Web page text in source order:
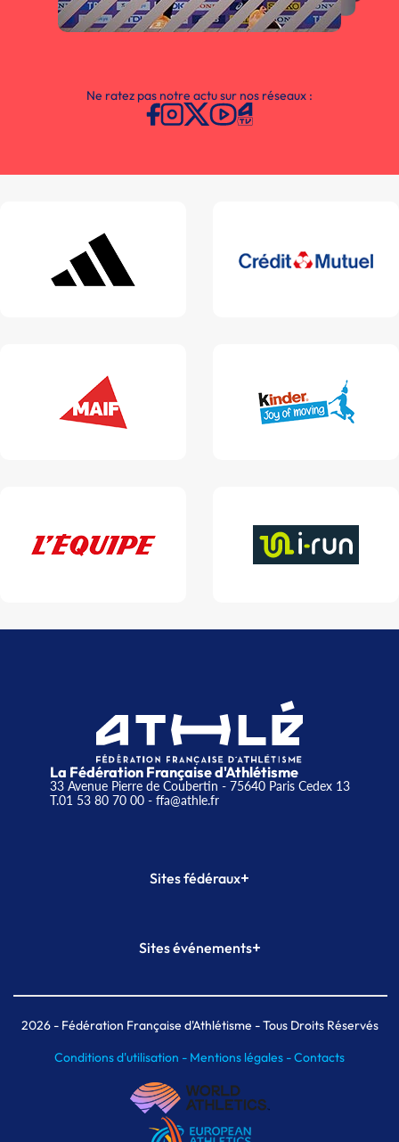
Ne ratez pas notre actu sur nos réseaux :
La Fédération Française d'Athlétisme
33 Avenue Pierre de Coubertin - 75640 Paris Cedex 13
T.01 53 80 70 00- ffa@athle.fr
Sites fédéraux+
Plateforme Formation
Sites événements+
Meeting de Paris indoor
MAIF Ekiden de Paris
2026- Fédération Française d'Athlétisme - Tous Droits Réservés
Conditions d'utilisation - Mentions légales -Contacts